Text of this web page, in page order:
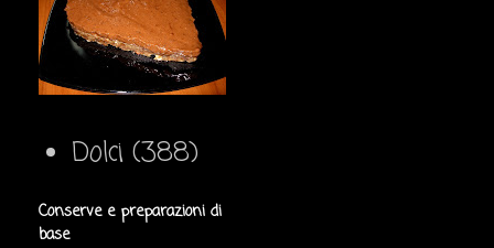
Dolci (388)
Conserve e preparazioni di
base